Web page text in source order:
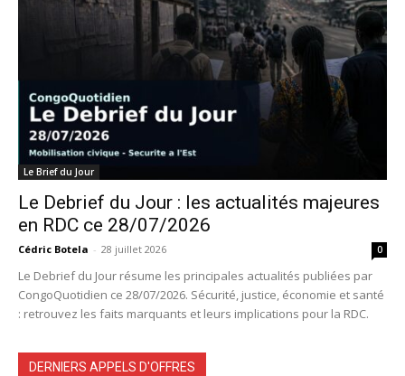
Le Brief du Jour
Le Debrief du Jour : les actualités majeures
en RDC ce 28/07/2026
Cédric Botela - 28 juillet 2026 0
Le Debrief du Jour résume les principales actualités publiées par
CongoQuotidien ce 28/07/2026. Sécurité, justice, économie et santé
: retrouvez les faits marquants et leurs implications pour la RDC.
DERNIERS APPELS D'OFFRES